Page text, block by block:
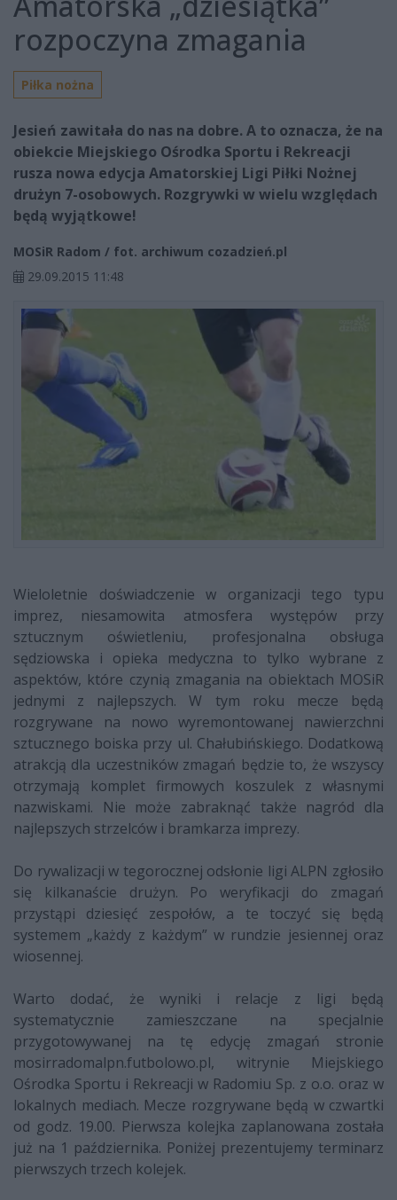
rozpoczyna zmagania
Piłka nożna
Jesień zawitała do nas na dobre. A to oznacza, że na
obiekcie Miejskiego Ośrodka Sportu i Rekreacji
rusza nowa edycja Amatorskiej Ligi Piłki Nożnej
drużyn 7-osobowych. Rozgrywki w wielu względach
będą wyjątkowe!
MOSiR Radom / fot. archiwum cozadzień.pl
29.09.2015 11:48
Wieloletnie doświadczenie w organizacji tego typu
imprez, niesamowita atmosfera występów przy
sztucznym oświetleniu, profesjonalna obsługa
sędziowska i opieka medyczna to tylko wybrane z
aspektów, które czynią zmagania na obiektach MOSiR
jednymi z najlepszych. W tym roku mecze będą
rozgrywane na nowo wyremontowanej nawierzchni
sztucznego boiska przy ul. Chałubińskiego. Dodatkową
atrakcją dla uczestników zmagań będzie to, że wszyscy
otrzymają komplet firmowych koszulek z własnymi
nazwiskami. Nie może zabraknąć także nagród dla
najlepszych strzelców i bramkarza imprezy.
Do rywalizacji w tegorocznej odsłonie ligi ALPN zgłosiło
się kilkanaście drużyn. Po weryfikacji do zmagań
przystąpi dziesięć zespołów, a te toczyć się będą
systemem „każdy z każdym” w rundzie jesiennej oraz
wiosennej.
Warto dodać, że wyniki i relacje z ligi będą
systematycznie zamieszczane na specjalnie
przygotowywanej na tę edycję zmagań stronie
mosirradomalpn.futbolowo.pl, witrynie Miejskiego
Ośrodka Sportu i Rekreacji w Radomiu Sp. z o.o. oraz w
lokalnych mediach. Mecze rozgrywane będą w czwartki
od godz. 19.00. Pierwsza kolejka zaplanowana została
już na 1 października. Poniżej prezentujemy terminarz
pierwszych trzech kolejek.